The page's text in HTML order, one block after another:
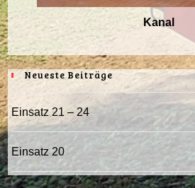
Kanal
Neueste Beiträge
Einsatz 21 – 24
Einsatz 20